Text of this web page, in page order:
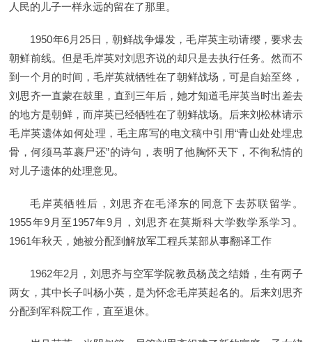
人民的儿子一样永远的留在了那里。
1950年6月25日，朝鲜战争爆发，毛岸英主动请缨，要求去
朝鲜前线。但是毛岸英对刘思齐说的却只是去执行任务。然而不
到一个月的时间，毛岸英就牺牲在了朝鲜战场，可是自始至终，
刘思齐一直蒙在鼓里，直到三年后，她才知道毛岸英当时出差去
的地方是朝鲜，而岸英已经牺牲在了朝鲜战场。后来刘松林请示
毛岸英遗体如何处理，毛主席写的电文稿中引用“青山处处埋忠
骨，何须马革裹尸还”的诗句，表明了他胸怀天下，不徇私情的
对儿子遗体的处理意见。
毛岸英牺牲后，刘思齐在毛泽东的同意下去苏联留学。
1955年9月至1957年9月，刘思齐在莫斯科大学数学系学习。
1961年秋天，她被分配到解放军工程兵某部从事翻译工作
1962年2月，刘思齐与空军学院教员杨茂之结婚，生有两子
两女，其中长子叫杨小英，是为怀念毛岸英起名的。后来刘思齐
分配到军科院工作，直至退休。